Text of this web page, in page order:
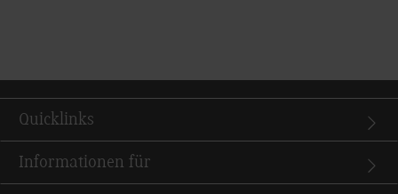
Quicklinks
Informationen für